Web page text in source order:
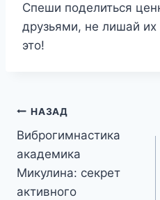
Спеши поделиться
друзьями, не лишай их
это!
Навигация
по
записям
НАЗАД
Виброгимнастика
академика
Микулина: секрет
активного